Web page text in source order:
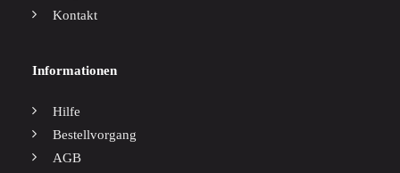
Kontakt
Informationen
Hilfe
Bestellvorgang
AGB